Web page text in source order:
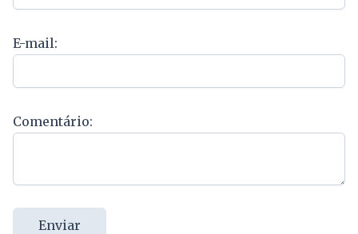
E-mail:
Comentário:
Enviar